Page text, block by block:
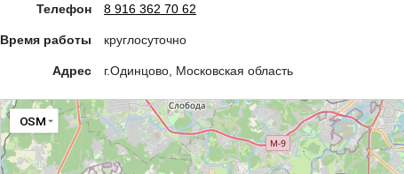
Телефон 8 916 362 70 62
Время работы круглосуточно
Адрес г.Одинцово, Московская область
OSM